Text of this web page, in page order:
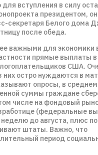
вступления в силу
президентом,
секретаря Белого дома
после обеда.
важными для экономики
прямые выплаты
США.
них остро нуждаются в
опросы, в
суммы граждане
числе на фондовый
(федеральные
до августа, плюс
штаты. Важно, что
период